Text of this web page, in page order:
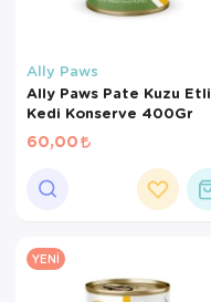
Ally Paws
Ally Paws Pate Kuzu Etli
Kedi Konserve 400Gr
60,00
YENI